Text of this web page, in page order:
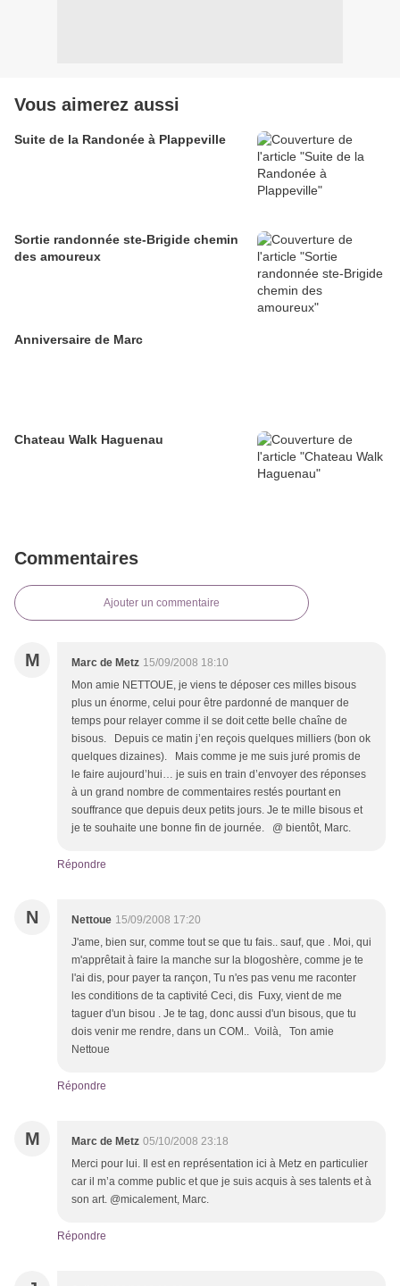
Vous aimerez aussi
Suite de la Randonée à Plappeville
Sortie randonnée ste-Brigide chemin
des amoureux
Anniversaire de Marc
Chateau Walk Haguenau
Commentaires
Ajouter un commentaire
M Marc de Metz 15/09/2008 18:10
Mon amie NETTOUE, je viens te déposer ces milles bisous
plus un énorme, celui pour être pardonné de manquer de
temps pour relayer comme il se doit cette belle chaîne de
bisous. Depuis ce matin j’en reçois quelques milliers (bon ok
quelques dizaines). Mais comme je me suis juré promis de
le faire aujourd’hui… je suis en train d’envoyer des réponses
à un grand nombre de commentaires restés pourtant en
souffrance que depuis deux petits jours. Je te mille bisous et
je te souhaite une bonne fin de journée. @ bientôt, Marc.
Répondre
N Nettoue 15/09/2008 17:20
J'ame, bien sur, comme tout se que tu fais.. sauf, que . Moi, qui
m'apprêtait à faire la manche sur la blogoshère, comme je te
l'ai dis, pour payer ta rançon, Tu n'es pas venu me raconter
les conditions de ta captivité Ceci, dis Fuxy, vient de me
taguer d'un bisou . Je te tag, donc aussi d'un bisous, que tu
dois venir me rendre, dans un COM.. Voilà, Ton amie
Nettoue
Répondre
M Marc de Metz 05/10/2008 23:18
Merci pour lui. Il est en représentation ici à Metz en particulier
car il m’a comme public et que je suis acquis à ses talents et à
son art. @micalement, Marc.
Répondre